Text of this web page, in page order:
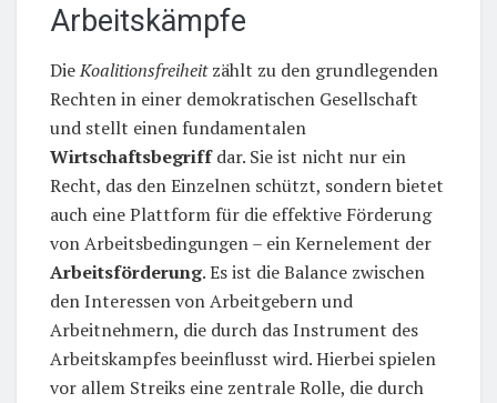
Arbeitskämpfe
DieKoalitionsfreiheitzählt zu den grundlegenden
Rechten in einer demokratischen Gesellschaft
und stellt einen fundamentalen
Wirtschaftsbegriffdar. Sie ist nicht nur ein
Recht, das den Einzelnen schützt, sondern bietet
auch eine Plattform für die effektive Förderung
von Arbeitsbedingungen – ein Kernelement der
Arbeitsförderung. Es ist die Balance zwischen
den Interessen von Arbeitgebern und
Arbeitnehmern, die durch das Instrument des
Arbeitskampfes beeinflusst wird. Hierbei spielen
vor allem Streiks eine zentrale Rolle, die durch